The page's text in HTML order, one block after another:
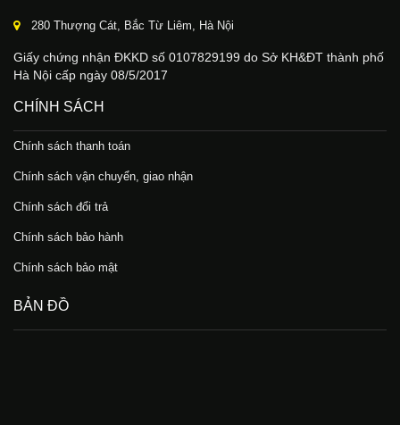
280 Thượng Cát, Bắc Từ Liêm, Hà Nội
Giấy chứng nhận ĐKKD số 0107829199 do Sở KH&ĐT thành phố
Hà Nội cấp ngày 08/5/2017
CHÍNH SÁCH
Chính sách thanh toán
Chính sách vận chuyển, giao nhận
Chính sách đổi trả
Chính sách bảo hành
Chính sách bảo mật
BẢN ĐỒ